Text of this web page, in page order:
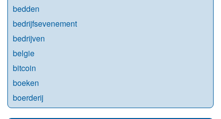
bedden
bedrijfsevenement
bedrijven
belgie
bitcoin
boeken
boerderij